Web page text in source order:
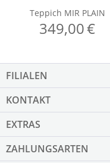
FILIALEN
KONTAKT
EXTRAS
ZAHLUNGSARTEN